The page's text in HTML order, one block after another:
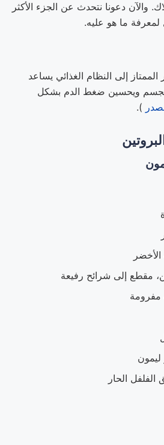
والآن دعونا نتحدث عن الجزء الأكثر
لمعرفة ما هو عليه.
إلى النظام الغذائي يساعد
ويحسين ضغط الدم بشكل
).